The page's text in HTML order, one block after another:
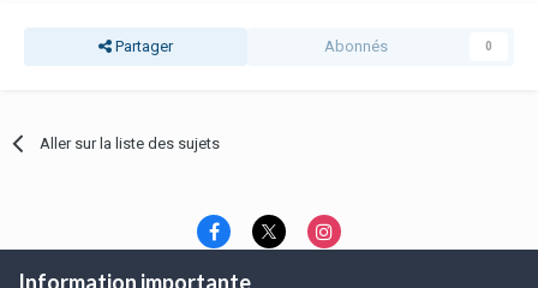
Partager Abonnés 0
Aller sur la liste des sujets
Information importante